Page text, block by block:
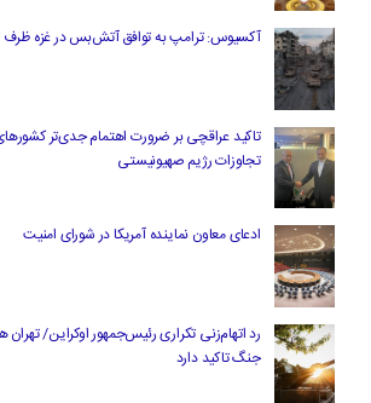
آکسیوس: ترامپ به توافق آتش‌بس در غزه ظرف ۲ روز آینده امیدوار است
تاکید عراقچی بر ضرورت اهتمام جدی‌تر
تجاوزات رژیم صهیونیستی
ادعای معاون نماینده آمریکا در شورای امنیت
رد اتهام‌زنی تکراری رئیس‌جمهور اوکراین/ تهران
جنگ تاکید دارد